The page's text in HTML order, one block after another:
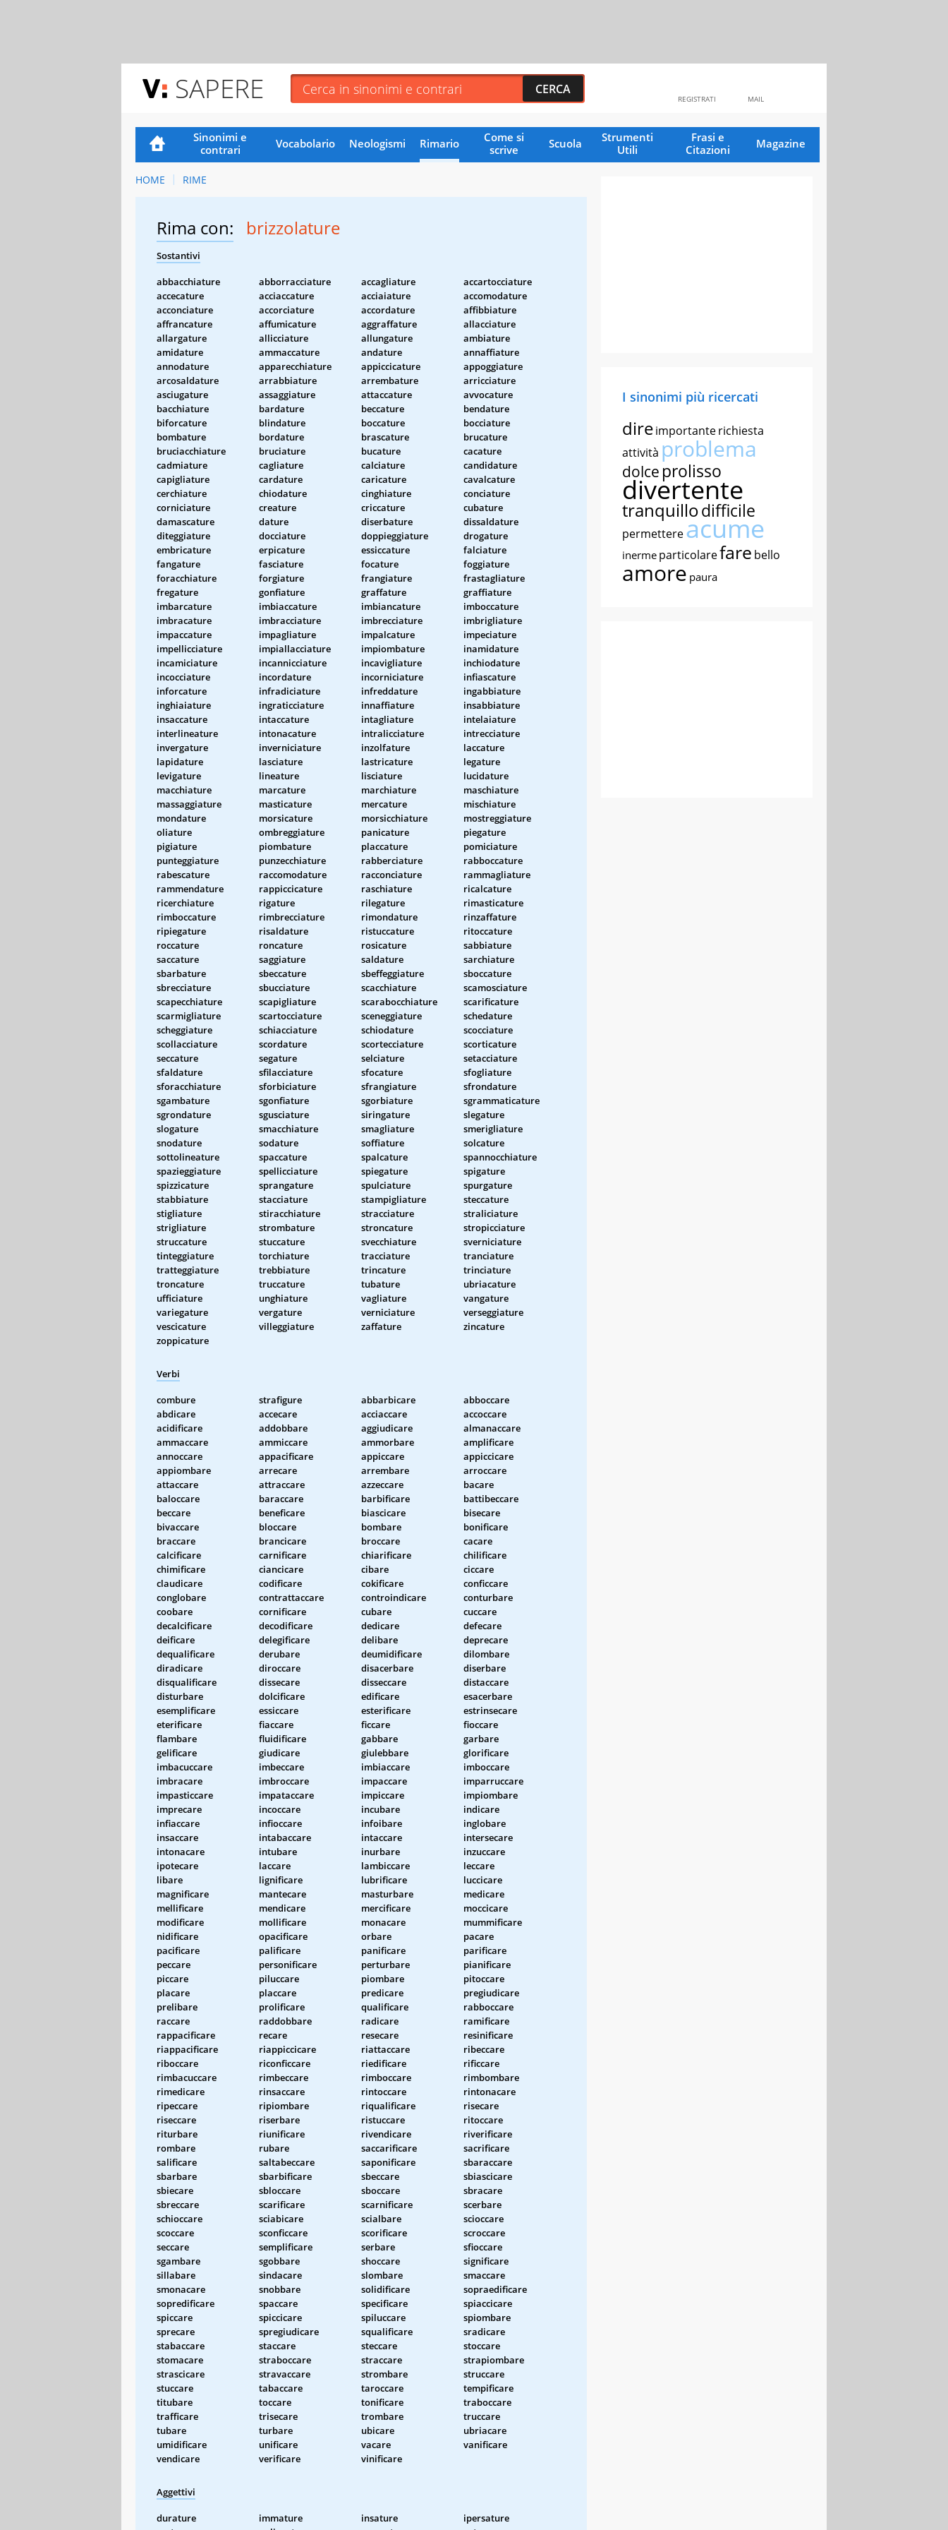
SAPERE MAIL
REGISTRATI
Sinonimi e
contrari
Vocabolario Neologismi Rimario
Come si
scrive
Scuola
Strumenti
Utili
Frasi e
Citazioni
Magazine
HOME RIME
Rima con: brizzolature
Sostantivi
abbacchiature abborracciature accagliature
accartocciature
accecature
acciaccature acciaiature
accomodature
acconciature
accorciature accordature
affibbiature
affrancature
affumicature aggraffature
allacciature
allargature
allicciature allungature
ambiature
amidature
ammaccature andature
annaffiature
annodature
apparecchiature appiccicature
appoggiature
arcosaldature
arrabbiature arrembature
arricciature
asciugature
assaggiature attaccature
avvocature
bacchiature
bardature beccature
bendature
biforcature
blindature boccature
bocciature
bombature
bordature brascature
brucature
bruciacchiature
bruciature bucature
cacature
cadmiature
cagliature calciature
candidature
capigliature
cardature caricature
cavalcature
cerchiature
chiodature cinghiature
conciature
corniciature
creature criccature
cubature
damascature
dature diserbature
dissaldature
diteggiature
docciature doppieggiature
drogature
embricature
erpicature essiccature
falciature
fangature
fasciature focature
foggiature
foracchiature
forgiature frangiature
frastagliature
fregature
gonfiature graffature
graffiature
imbarcature
imbiaccature imbiancature
imboccature
imbracature
imbracciature imbrecciature
imbrigliature
impaccature
impagliature impalcature
impeciature
impellicciature
impiallacciature impiombature
inamidature
incamiciature
incannicciature incavigliature
inchiodature
incocciature
incordature incorniciature
infiascature
inforcature
infradiciature infreddature
ingabbiature
inghiaiature
ingraticciature innaffiature
insabbiature
insaccature
intaccature intagliature
intelaiature
interlineature
intonacature intralicciature
intrecciature
invergature
inverniciature inzolfature
laccature
lapidature
lasciature lastricature
legature
levigature
lineature lisciature
lucidature
macchiature
marcature marchiature
maschiature
massaggiature
masticature mercature
mischiature
mondature
morsicature morsicchiature
mostreggiature
oliature
ombreggiature panicature
piegature
pigiature
piombature placcature
pomiciature
punteggiature
punzecchiature rabberciature
rabboccature
rabescature
raccomodature racconciature
rammagliature
rammendature
rappiccicature raschiature
ricalcature
ricerchiature
rigature rilegature
rimasticature
rimboccature
rimbrecciature rimondature
rinzaffature
ripiegature
risaldature ristuccature
ritoccature
roccature
roncature rosicature
sabbiature
saccature
saggiature saldature
sarchiature
sbarbature
sbeccature sbeffeggiature
sboccature
sbrecciature
sbucciature scacchiature
scamosciature
scapecchiature
scapigliature scarabocchiature
scarificature
scarmigliature
scartocciature sceneggiature
schedature
scheggiature
schiacciature schiodature
scocciature
scollacciature
scordature scortecciature
scorticature
seccature
segature selciature
setacciature
sfaldature
sfilacciature sfocature
sfogliature
sforacchiature
sforbiciature sfrangiature
sfrondature
sgambature
sgonfiature sgorbiature
sgrammaticature
sgrondature
sgusciature siringature
slegature
slogature
smacchiature smagliature
smerigliature
snodature
sodature soffiature
solcature
sottolineature
spaccature spalcature
spannocchiature
spazieggiature
spellicciature spiegature
spigature
spizzicature
sprangature spulciature
spurgature
stabbiature
stacciature stampigliature
steccature
stigliature
stiracchiature stracciature
straliciature
strigliature
strombature stroncature
stropicciature
struccature
stuccature svecchiature
sverniciature
tinteggiature
torchiature tracciature
tranciature
tratteggiature
trebbiature trincature
trinciature
troncature
truccature tubature
ubriacature
ufficiature
unghiature vagliature
vangature
variegature
vergature verniciature
verseggiature
vescicature
villeggiature zaffature
zincature
zoppicature
Verbi
combure strafigure abbarbicare
abboccare
abdicare
accecare acciaccare
accoccare
acidificare
addobbare aggiudicare
almanaccare
ammaccare
ammiccare ammorbare
amplificare
annoccare
appacificare appiccare
appiccicare
appiombare
arrecare arrembare
arroccare
attaccare
attraccare azzeccare
bacare
baloccare
baraccare barbificare
battibeccare
beccare
beneficare biascicare
bisecare
bivaccare
bloccare bombare
bonificare
braccare
brancicare broccare
cacare
calcificare
carnificare chiarificare
chilificare
chimificare
ciancicare cibare
ciccare
claudicare
codificare cokificare
conficcare
conglobare
contrattaccare controindicare
conturbare
coobare
cornificare cubare
cuccare
decalcificare
decodificare dedicare
defecare
deificare
delegificare delibare
deprecare
dequalificare
derubare deumidificare
dilombare
diradicare
diroccare disacerbare
diserbare
disqualificare
dissecare disseccare
distaccare
disturbare
dolcificare edificare
esacerbare
esemplificare
essiccare esterificare
estrinsecare
eterificare
fiaccare ficcare
fioccare
flambare
fluidificare gabbare
garbare
gelificare
giudicare giulebbare
glorificare
imbacuccare
imbeccare imbiaccare
imboccare
imbracare
imbroccare impaccare
imparruccare
impasticcare
impataccare impiccare
impiombare
imprecare
incoccare incubare
indicare
infiaccare
infioccare infoibare
inglobare
insaccare
intabaccare intaccare
intersecare
intonacare
intubare inurbare
inzuccare
ipotecare
laccare lambiccare
leccare
libare
lignificare lubrificare
luccicare
magnificare
mantecare masturbare
medicare
mellificare
mendicare mercificare
moccicare
modificare
mollificare monacare
mummificare
nidificare
opacificare orbare
pacare
pacificare
palificare panificare
parificare
peccare
personificare perturbare
pianificare
piccare
piluccare piombare
pitoccare
placare
placcare predicare
pregiudicare
prelibare
prolificare qualificare
rabboccare
raccare
raddobbare radicare
ramificare
rappacificare
recare resecare
resinificare
riappacificare
riappiccicare riattaccare
ribeccare
riboccare
riconficcare riedificare
rificcare
rimbacuccare
rimbeccare rimboccare
rimbombare
rimedicare
rinsaccare rintoccare
rintonacare
ripeccare
ripiombare riqualificare
risecare
riseccare
riserbare ristuccare
ritoccare
riturbare
riunificare rivendicare
riverificare
rombare
rubare saccarificare
sacrificare
salificare
saltabeccare saponificare
sbaraccare
sbarbare
sbarbificare sbeccare
sbiascicare
sbiecare
sbloccare sboccare
sbracare
sbreccare
scarificare scarnificare
scerbare
schioccare
sciabicare scialbare
scioccare
scoccare
sconficcare scorificare
scroccare
seccare
semplificare serbare
sfioccare
sgambare
sgobbare shoccare
significare
sillabare
sindacare slombare
smaccare
smonacare
snobbare solidificare
sopraedificare
sopredificare
spaccare specificare
spiaccicare
spiccare
spiccicare spiluccare
spiombare
sprecare
spregiudicare squalificare
sradicare
stabaccare
staccare steccare
stoccare
stomacare
straboccare straccare
strapiombare
strascicare
stravaccare strombare
struccare
stuccare
tabaccare taroccare
tempificare
titubare
toccare tonificare
traboccare
trafficare
trisecare trombare
truccare
tubare
turbare ubicare
ubriacare
umidificare
unificare vacare
vanificare
vendicare
verificare vinificare
Aggettivi
durature immature insature
ipersature
I sinonimi più ricercati
direimportanterichiesta
attività problema
dolce prolisso
divertente
tranquillodifficile
permettereacume
inerme particolarefare bello
amore paura